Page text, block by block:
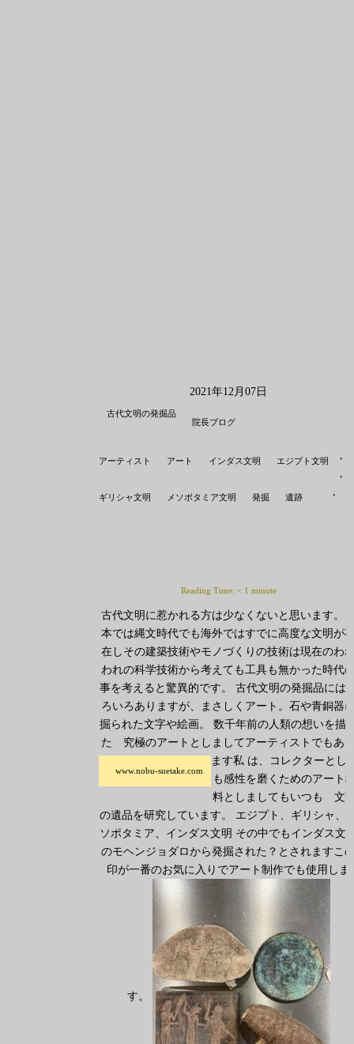
2021年12月07日
古代文明の発掘品
院長ブログ
アーティスト ,
アート インダス文明 エジプト文明
,
ギリシャ文明 メソポタミア文明 発掘 ,
遺跡
Reading Time: < 1 minute
古代文明に惹かれる方は少なくないと思います。
本では縄文時代でも海外ではすでに高度な文明が
在しその建築技術やモノづくりの技術は現在のわ
われの科学技術から考えても工具も無かった時代
事を考えると驚異的です。 古代文明の発掘品には
ろいろありますが、まさしくアート。石や青銅器
掘られた文字や絵画。 数千年前の人類の想いを描
た 究極のアートとしましてアーティストでもあ
ます私
www.nobu-suetake.com
は、コレクターとし
も感性を磨くためのアート
料としましてもいつも 文
の遺品を研究しています。 エジプト、ギリシャ、
ソポタミア、インダス文明 その中でもインダス文
のモヘンジョダロから発掘された？とされますこ
印が一番のお気に入りでアート制作でも使用しま
す。